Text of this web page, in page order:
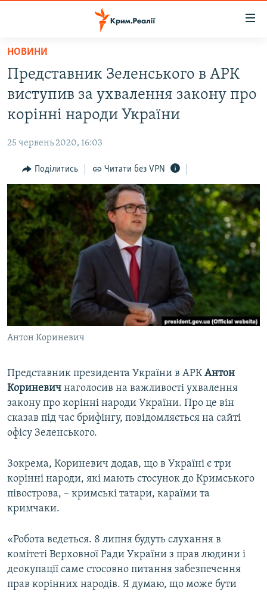
Перейти
основного
матеріалу
Перейти
до
основної
навігації
Перейти
до
пошуку
ВОДА.КРИМ
ВІДЕО ТА ФОТО
БЛОГИ
ПОГЛЯД
ІНТЕРВ'Ю
ВСЕ ЗА ДЕНЬ
СПЕЦПРОЕКТИ
ДЕПОРТАЦІЯ
ВІДЕОУРОКИ «ELIFBE»
СВІДЧЕННЯ ОКУПАЦІЇ
УКРАЇНСЬКА ПРОБЛЕМА КРИМУ
ІНФОГРАФІКА
ЯК ОБІЙТИ БЛОКУВАННЯ
Русский
Qırımtatar
ДОЛУЧАЙСЯ!
Усі сайти RFE/RL
НОВИНИ
Представник Зеленського в АРК
виступив за ухвалення закону про
корінні народи України
25 червень 2020, 16:03
Поділитись Читати без VPN
Антон Кориневич
Представник президента України в АРКАнтон
Кориневич наголосив на важливості ухвалення
закону про корінні народи України. Про це він
сказав під час брифінгу, повідомляється на сайті
офісу Зеленського.
Зокрема, Кориневич додав, що в Україні є три
корінні народи, які мають стосунок до Кримського
півострова, – кримські татари, караїми та
кримчаки.
«Робота ведеться. 8 липня будуть слухання в
комітеті Верховної Ради України з прав людини і
деокупації саме стосовно питання забезпечення
прав корінних народів. Я думаю, що може бути